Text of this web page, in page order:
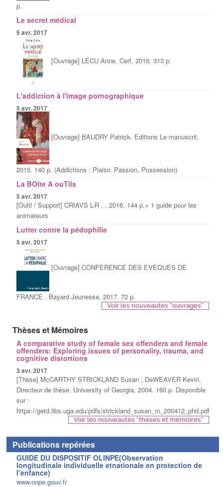
p.
Le secret médical
5 avr. 2017
[Ouvrage] LÉCU Anne. Cerf, 2016. 313 p.
L'addiction à l'image pornographique
5 avr. 2017
[Ouvrage] BAUDRY Patrick. Editions Le manuscrit,
2015. 140 p. (Addictions : Plaisir, Passion, Possession)
La BOîte A ouTils
5 avr. 2017
[Outil / Support] CRIAVS L-R . , 2016. 144 p.+ 1 guide pour les
animateurs
Lutter contre la pédophilie
5 avr. 2017
[Ouvrage] CONFERENCE DES EVEQUES DE
FRANCE . Bayard Jeunesse, 2017. 72 p.
Voir les nouveautés "ouvrages"
Thèses et Mémoires
A comparative study of female sex offenders and female
offenders: Exploring issues of personality, trauma, and
cognitive distortions
3 avr. 2017
[Thèse] McCARTHY STRICKLAND Susan ; DeWEAVER Kevin,
Directeur de thèse. University of Georgia, 2004. 160 p. Disponible
sur :
https://getd.libs.uga.edu/pdfs/strickland_susan_m_200412_phd.pdf
Voir les nouveautés "thèses et mémoires"
Publications repérées
GUIDE DU DISPOSITIF OLINPE(Observation
longitudinale individuelle etnationale en protection de
l’enfance)
www.onpe.gouv.fr